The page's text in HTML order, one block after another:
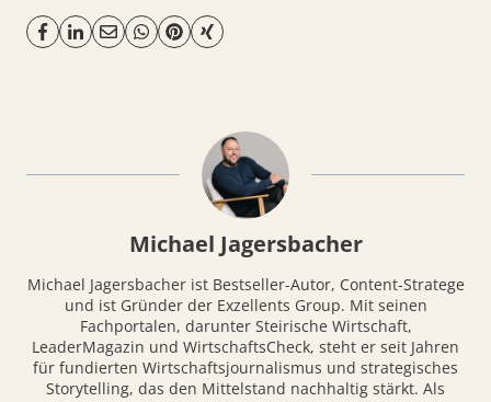
Michael Jagersbacher
Michael Jagersbacher ist Bestseller-Autor, Content-Stratege
und ist Gründer der Exzellents Group. Mit seinen
Fachportalen, darunter Steirische Wirtschaft,
LeaderMagazin und WirtschaftsCheck, steht er seit Jahren
für fundierten Wirtschaftsjournalismus und strategisches
Storytelling, das den Mittelstand nachhaltig stärkt. Als